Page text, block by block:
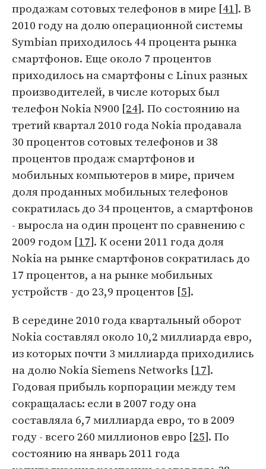
продажам сотовых телефонов в мире [41]. В
2010 году на долю операционной системы
Symbian приходилось 44 процента рынка
смартфонов. Еще около 7 процентов
приходилось на смартфоны с Linux разных
производителей, в числе которых был
телефон Nokia N900 [24]. По состоянию на
третий квартал 2010 года Nokia продавала
30 процентов сотовых телефонов и 38
процентов продаж смартфонов и
мобильных компьютеров в мире, причем
доля проданных мобильных телефонов
сократилась до 34 процентов, а смартфонов
- выросла на один процент по сравнению с
2009 годом [17]. К осени 2011 года доля
Nokia на рынке смартфонов сократилась до
17 процентов, а на рынке мобильных
устройств - до 23,9 процентов [5].
В середине 2010 года квартальный оборот
Nokia составлял около 10,2 миллиарда евро,
из которых почти 3 миллиарда приходились
на долю Nokia Siemens Networks [17].
Годовая прибыль корпорации между тем
сокращалась: если в 2007 году она
составляла 6,7 миллиарда евро, то в 2009
году - всего 260 миллионов евро [25]. По
состоянию на январь 2011 года